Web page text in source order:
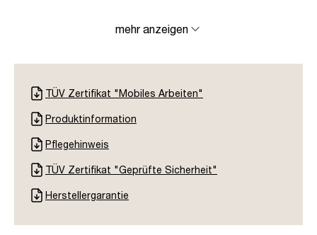
mehr anzeigen
TÜV Zertifikat "Mobiles Arbeiten"
Produktinformation
Pflegehinweis
TÜV Zertifikat "Geprüfte Sicherheit"
Herstellergarantie